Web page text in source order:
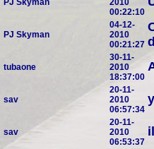
PJ Skyman
2010
00:22:10
PJ Skyman
04-12-
2010
00:21:27
tubaone
30-11-
2010
18:37:00
sav
20-11-
2010
06:57:34
sav
20-11-
2010
06:53:37